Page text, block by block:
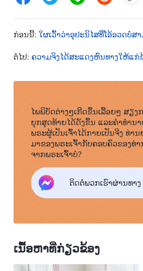
ໃດແທ້ໆ. ຂ້ອຍບໍ່ຮູ້ວ່າເປັນຫຍັງທັງໝົ
ລະຫວ່າງໄລຍະເວລານັ້ນ, ເນື່ອງຈາ
ຫຍັງເລີຍ, ຂ້ອຍບໍ່ຮູ້ວ່າໜ້າທີ່ຂອງຂ້ອ
ການຕ່າງໆ ແລະ ສະແຫວງຫາຄວາມ
ກໍ່ບໍ່ຮູ້ຕົວເລີຍ. ຂ້ອຍເຄີຍຄິດວ່າອັນນີ້ເ
ນໍາຂອງຂ້ອຍໄດ້ຈັດການກັບຂ້ອຍໂດຍ
ຖວາຍເຫຼົ່ານີ້ແມ່ນໄດ້ຖືກມອບໃຫ້ແກ່
ສົມຜົນຕາມຫຼັກການ. ດຽວນີ້ ເຄື່ອງ
ຫຼັກການ”. ຂ້ອຍບໍ່ໄດ້ເວົ້າຫຍັງຕອບກັ
ໃຊ້ມັນໃນຂະບວນການເຮັດວຽກຄ
ຫຼັງຈາກນັ້ນ, ບັນດາຜູ້ນໍາຂອງຂ້ອຍໄ
ຂອງຂ້ອຍໂດຍໃຊ້ພຣະທໍາຂອງພຣະເ
ຂ້ອຍກ່ຽວກັບຕົວຂ້ອຍເອງ, ແຕ່ໃນໃ
ຂ້ອຍເຮັດວຽກໜັກເຖິງແມ່ນວ່າຈະບໍ່ໄ
ແທ້ຈິງຂອງທຳມະຊາດຂອງຕົວຂ້ອຍເ
ກ່ອນນີ້: ໃຜເວົ້າວ່າອຸປະນິໄສທີ່ໂອ້ອວດບໍ່ສ
ຕໍ່ໄປ: ຄວາມຈິງໄດ້ສະແດງຫົນທາງໃຫ້ແກ່
ໄພພິບັດຕ່າງໆເກີດຂຶ້ນເລື້ອຍໆ ສຽງ
ຍຸກສຸດທ້າຍໄດ້ດັງຂຶ້ນ ແລະຄໍາທໍານ
ພຣະຜູ້ເປັນເຈົ້າໄດ້ກາຍເປັນຈີງ ທ່າ
ມາຂອງພຣະເຈົ້າກັບຄອບຄົວຂອງທ່
ຈາກພຣະເຈົ້າບໍ?
ຕິດຕໍ່ພວກເຮົາຜ່ານທາງ
ເນື້ອຫາທີ່ກ່ຽວຂ້ອງ